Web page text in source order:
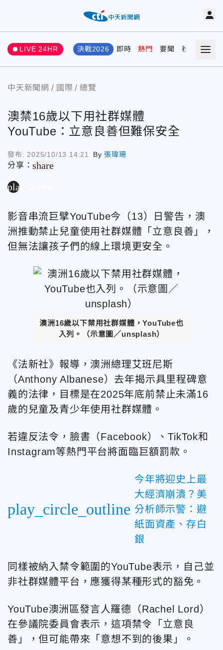
LIVE 24HR 決戰2026 即時 熱門 要聞 社會 娛樂
中天新聞網 國際 總覽
澳禁16歲以下用社群媒體
YouTube：立意良善但難保安全
發布: 2025/10/13 14:21 By張瑋珊
分享：share
play_arrow
影音串流巨擘YouTube今（13）日警告，澳
洲推動禁止兒童使用社群媒體「立意良善」，
但無法讓孩子們的線上環境更安全。
澳洲16歲以下禁用社群媒體，YouTube也
入列。（示意圖／unsplash）
《法新社》報導，澳洲總理艾班尼斯
（Anthony Albanese）去年揭示具里程碑意
義的法律，目標是在2025年底前禁止未滿16
歲的兒童及青少年使用社群媒體。
若違反法令，臉書（Facebook）、TikTok和
Instagram等熱門平台將面臨巨額罰款。
play_circle_outline
今年將迎史上最
大經濟崩潰？美
分析師示警：避
紙面資產、存白
銀
同樣被納入禁令範圍的YouTube表示，自己並
非社群媒體平台，應獲得某種形式的豁免。
YouTube澳洲區發言人羅德（Rachel Lord）
在參議院委員會表示，這項禁令「立意良
善」，但可能帶來「意想不到的後果」。